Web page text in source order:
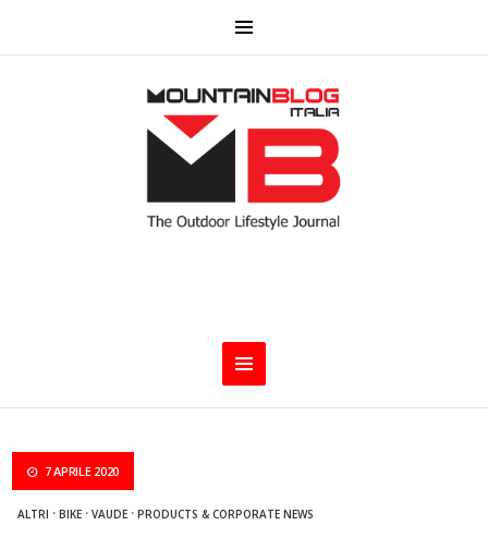
7 APRILE 2020
ALTRI ·BIKE ·VAUDE ·PRODUCTS & CORPORATE NEWS